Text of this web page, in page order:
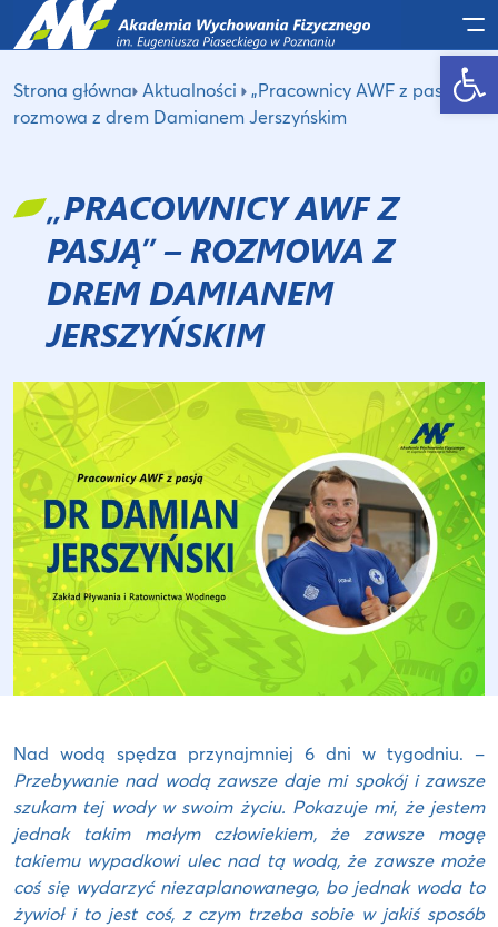
Otwórz pasek narzędzi
Strona główna Aktualności
„Pracownicy AWF z pasją” –
rozmowa z drem Damianem Jerszyńskim
„PRACOWNICY AWF Z
PASJĄ” – ROZMOWA Z
DREM DAMIANEM
JERSZYŃSKIM
Nad wodą spędza przynajmniej 6 dni w tygodniu. –
Przebywanie nad wodą zawsze daje mi spokój i zawsze
szukam tej wody w swoim życiu. Pokazuje mi, że jestem
jednak takim małym człowiekiem, że zawsze mogę
takiemu wypadkowi ulec nad tą wodą, że zawsze może
coś się wydarzyć niezaplanowanego, bo jednak woda to
żywioł i to jest coś, z czym trzeba sobie w jakiś sposób